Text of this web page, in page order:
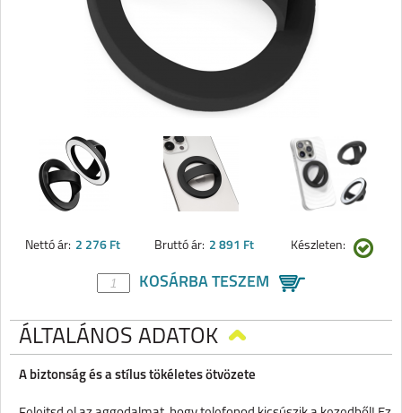
Nettó ár: 2 276 Ft Bruttó ár: 2 891 Ft Készleten:
KOSÁRBA TESZEM
ÁLTALÁNOS ADATOK
A biztonság és a stílus tökéletes ötvözete